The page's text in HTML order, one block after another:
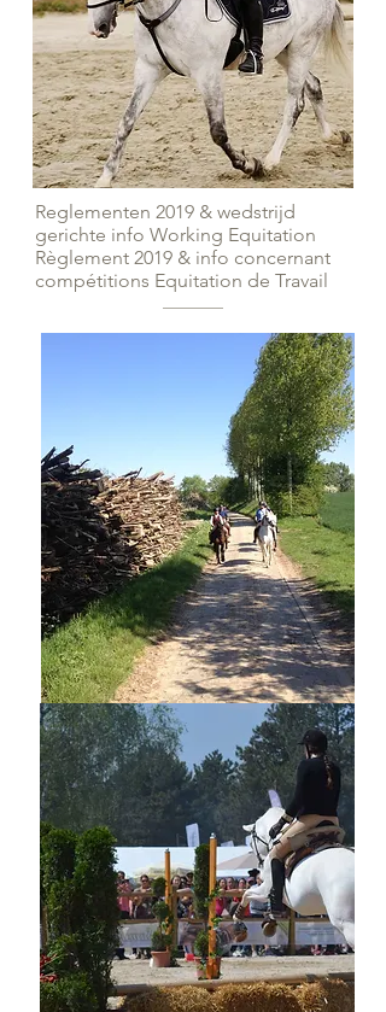
Reglementen 2019 & wedstrijd
gerichte info Working Equitation
Règlement 2019 & info concernant
compétitions Equitation de Travail